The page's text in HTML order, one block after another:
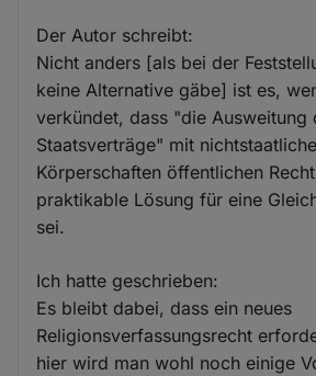
Der Autor schreibt:
Nicht anders [als bei der
keine Alternative gäbe] ist es,
verkündet, dass "die Ausweitung
Staatsverträge" mit
Körperschaften öffentlichen
praktikable Lösung für eine
sei.
Ich hatte geschrieben:
Es bleibt dabei, dass ein neues
Religionsverfassungsrecht
hier wird man wohl noch einige